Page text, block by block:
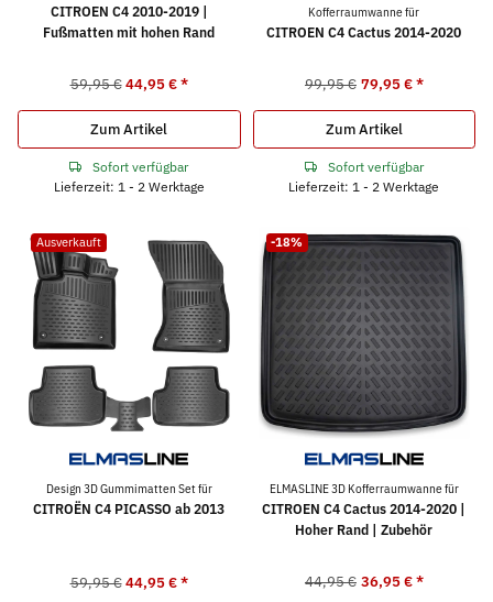
CITROEN C4 2010-2019 |
Fußmatten mit hohen Rand
59,95 € 44,95 €*
Zum Artikel
Sofort verfügbar
Lieferzeit: 1 - 2 Werktage
Kofferraumwanne für
CITROEN C4 Cactus 2014-2020
99,95 € 79,95 €*
Zum Artikel
Sofort verfügbar
Lieferzeit: 1 - 2 Werktage
Ausverkauft
Design 3D Gummimatten Set für
CITROËN C4 PICASSO ab 2013
59,95 € 44,95 €*
-18%
ELMASLINE 3D Kofferraumwanne für
CITROEN C4 Cactus 2014-2020 |
Hoher Rand | Zubehör
44,95 € 36,95 €*